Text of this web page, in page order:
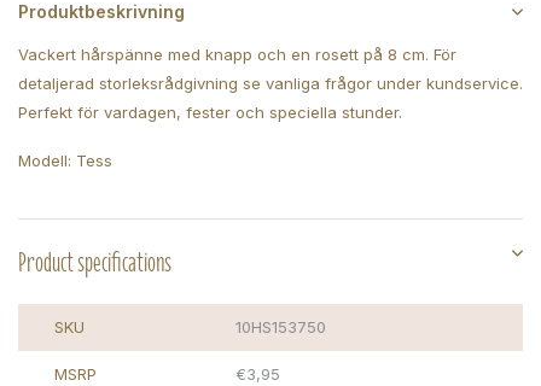
Produktbeskrivning
Vackert hårspänne med knapp och en rosett på 8 cm. För
detaljerad storleksrådgivning se vanliga frågor under kundservice.
Perfekt för vardagen, fester och speciella stunder.
Modell: Tess
Product specifications
SKU 10HS153750
MSRP €3,95